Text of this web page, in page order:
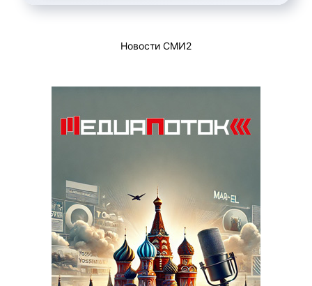
Новости СМИ2